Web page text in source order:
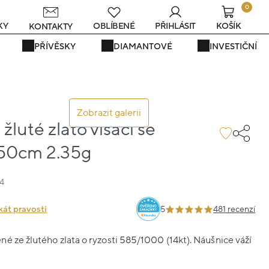
PŘÍVĚSKY DIAMANTOVÉ INVESTIČNÍ
KONTAKTY OBLÍBENÉ PŘIHLÁSIT
0
KOŠÍK
Zobrazit galerii
zlato visací se
2.35g
pravosti 5 481 recenzí
ze žlutého zlata o ryzosti 585/1000 (14kt). Náušnice váží